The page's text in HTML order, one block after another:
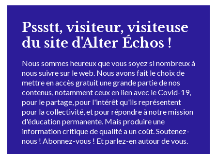
Pssstt, visiteur, visiteuse
du site d'Alter Échos !
Nous sommes heureux que vous soyez si nombreux à
nous suivre sur le web. Nous avons fait le choix de
mettre en accès gratuit une grande partie de nos
contenus, notamment ceux en lien avec le Covid-19,
pour le partage, pour l'intérêt qu'ils représentent
pour la collectivité, et pour répondre à notre mission
d'éducation permanente. Mais produire une
information critique de qualité a un coût. Soutenez-
nous ! Abonnez-vous ! Et parlez-en autour de vous.